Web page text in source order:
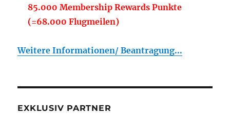
85.000 Membership Rewards Punkte
(=68.000 Flugmeilen)
Weitere Informationen/ Beantragung...
EXKLUSIV PARTNER